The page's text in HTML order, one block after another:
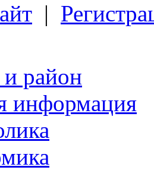
|
район
информация